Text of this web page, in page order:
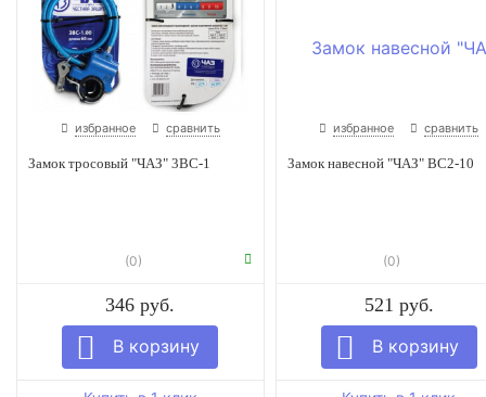
избранное сравнить
Замок тросовый "ЧАЗ" 3ВС-1
(0)
346 руб.
избранное сравнить
Замок навесной "ЧАЗ" ВС2-10
(0)
521 руб.